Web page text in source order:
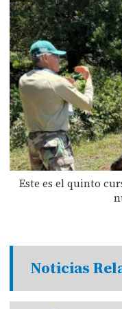
Este es el quinto
Noticias